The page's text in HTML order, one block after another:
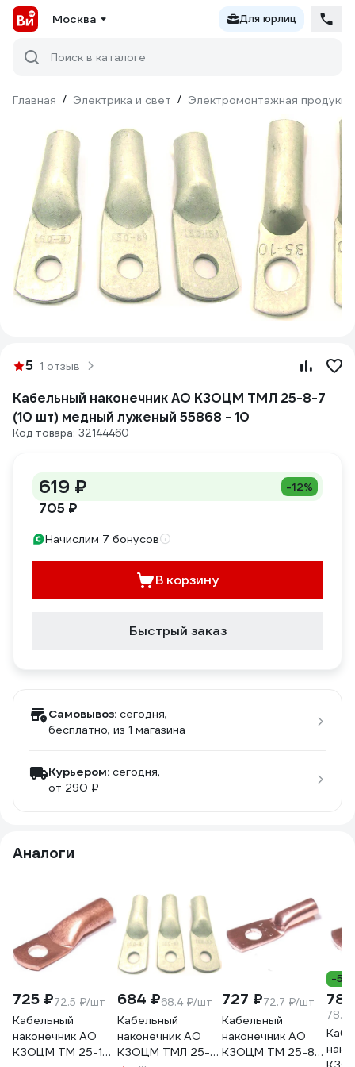
Москва Для юрлиц
Поиск в каталоге
Главная / Электрика и свет / Электромонтажная
5 1 отзыв
Кабельный наконечник АО КЗОЦМ ТМЛ 25-8-7
(10 шт) медный луженый 55868 - 10
Код товара: 32144460
619 ₽ -12%
705 ₽
Начислим 7 бонусов
В корзину
Быстрый заказ
Самовывоз: сегодня,
бесплатно, из 1 магазина
Курьером: сегодня,
от 290 ₽
Аналоги
725 ₽72.5 ₽/шт
Кабельный
наконечник АО
КЗОЦМ ТМ 25-10-
684 ₽68.4 ₽/шт
Кабельный
наконечник АО
КЗОЦМ ТМЛ 25-
727 ₽72.7 ₽/шт
Кабельный
наконечник АО
КЗОЦМ ТМ 25-8-
-5%
78.9